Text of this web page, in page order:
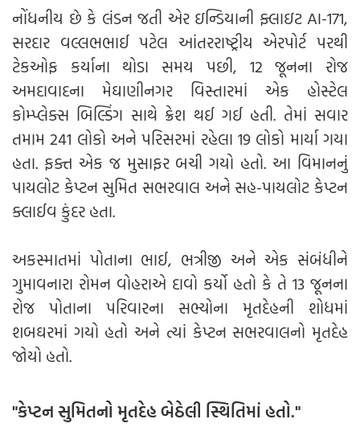
નોંધનીય છે કે લંડન જતી એર ઇન્ડિયાની ફ્લાઇટ AI-171,
સરદાર વલ્લભભાઈ પટેલ આંતરરાષ્ટ્રીય એરપોર્ટ પરથી
ટેકઓફ કર્યાના થોડા સમય પછી, 12 જૂનના રોજ
અમદાવાદના મેઘાણીનગર વિસ્તારમાં એક હોસ્ટેલ
કોમ્પ્લેક્સ બિલ્ડિંગ સાથે ક્રેશ થઈ ગઈ હતી. તેમાં સવાર
તમામ 241 લોકો અને પરિસરમાં રહેલા 19 લોકો માર્યા ગયા
હતા. ફક્ત એક જ મુસાફર બચી ગયો હતો. આ વિમાનનું
પાયલોટ કેપ્ટન સુમિત સભરવાલ અને સહ-પાયલોટ કેપ્ટન
ક્લાઈવ કુંદર હતા.
અકસ્માતમાં પોતાના ભાઈ, ભત્રીજી અને એક સંબંધીને
ગુમાવનારા રોમન વોહરાએ દાવો કર્યો હતો કે તે 13 જૂનના
રોજ પોતાના પરિવારના સભ્યોના મૃતદેહની શોધમાં
શબઘરમાં ગયો હતો અને ત્યાં કેપ્ટન સભરવાલનો મૃતદેહ
જોયો હતો.
"કેપ્ટન સુમિતનો મૃતદેહ બેઠેલી સ્થિતિમાં હતો."